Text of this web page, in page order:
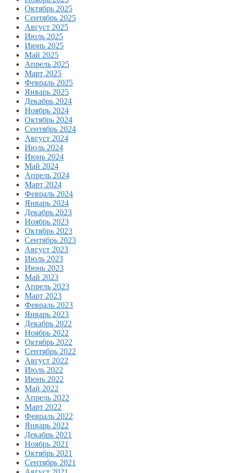
Октябрь 2025
Сентябрь 2025
Август 2025
Июль 2025
Июнь 2025
Май 2025
Апрель 2025
Март 2025
Февраль 2025
Январь 2025
Декабрь 2024
Ноябрь 2024
Октябрь 2024
Сентябрь 2024
Август 2024
Июль 2024
Июнь 2024
Май 2024
Апрель 2024
Март 2024
Февраль 2024
Январь 2024
Декабрь 2023
Ноябрь 2023
Октябрь 2023
Сентябрь 2023
Август 2023
Июль 2023
Июнь 2023
Май 2023
Апрель 2023
Март 2023
Февраль 2023
Январь 2023
Декабрь 2022
Ноябрь 2022
Октябрь 2022
Сентябрь 2022
Август 2022
Июль 2022
Июнь 2022
Май 2022
Апрель 2022
Март 2022
Февраль 2022
Январь 2022
Декабрь 2021
Ноябрь 2021
Октябрь 2021
Сентябрь 2021